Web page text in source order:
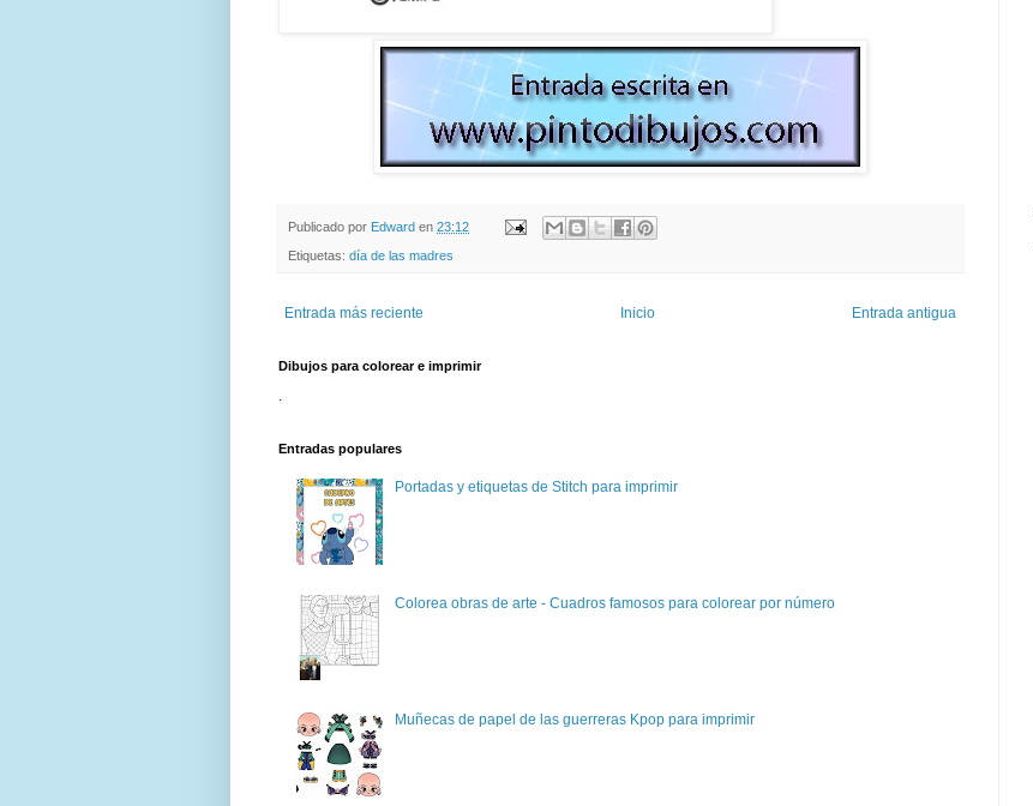
Publicado por Edward en 23:12
Etiquetas: día de las madres
Entrada más reciente Entrada antigua
Inicio
Dibujos para colorear e imprimir
.
Entradas populares
Portadas y etiquetas de Stitch para imprimir
Colorea obras de arte - Cuadros famosos para colorear por número
Muñecas de papel de las guerreras Kpop para imprimir